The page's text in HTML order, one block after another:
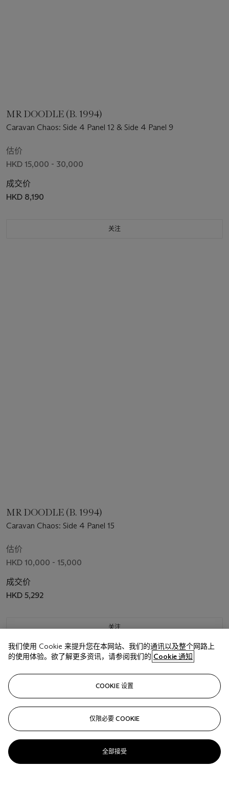
MR DOODLE (B. 1994)
Caravan Chaos: Side 4 Panel 12 & Side 4 Panel 9
估价
HKD 15,000 - 30,000
成交价
HKD 8,190
关注
MR DOODLE (B. 1994)
Caravan Chaos: Side 4 Panel 15
估价
HKD 10,000 - 15,000
成交价
HKD 5,292
关注
我们使用 Cookie 来提升您在本网站、我们的通讯以及整个网路上
的使用体验。欲了解更多资讯，请参阅我们的 Cookie 通知
COOKIE 设置
仅限必要 COOKIE
全部接受